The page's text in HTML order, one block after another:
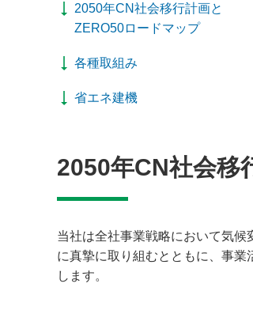
2050年CN社会移行計画と
ZERO50ロードマップ
各種取組み
省エネ建機
2050年CN社会移
当社は全社事業戦略において気
に真摯に取り組むとともに、事
します。